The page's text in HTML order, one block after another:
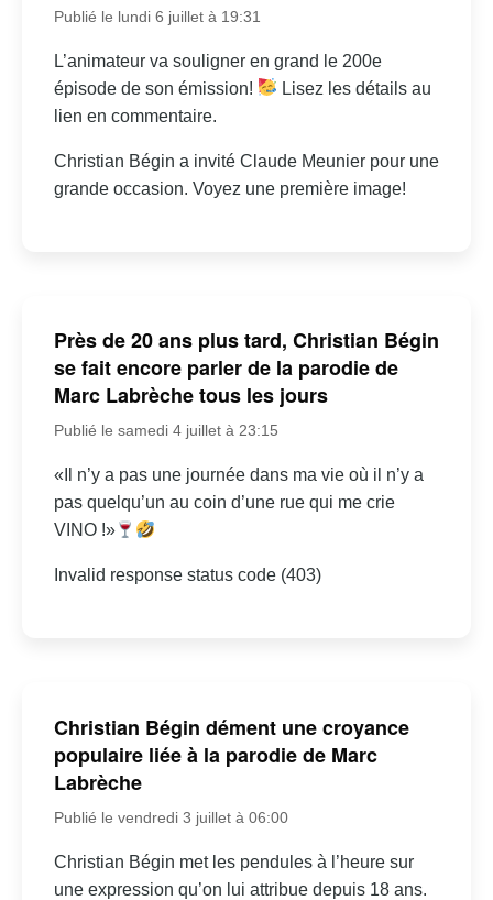
Publié le lundi 6 juillet à 19:31
L’animateur va souligner en grand le 200e
épisode de son émission!
Lisez les détails au
lien en commentaire.
Christian Bégin a invité Claude Meunier pour une
grande occasion. Voyez une première image!
Près de 20 ans plus tard, Christian Bégin
se fait encore parler de la parodie de
Marc Labrèche tous les jours
Publié le samedi 4 juillet à 23:15
«Il n’y a pas une journée dans ma vie où il n’y a
pas quelqu’un au coin d’une rue qui me crie
VINO !»
Invalid response status code (403)
Christian Bégin dément une croyance
populaire liée à la parodie de Marc
Labrèche
Publié le vendredi 3 juillet à 06:00
Christian Bégin met les pendules à l’heure sur
une expression qu’on lui attribue depuis 18 ans.